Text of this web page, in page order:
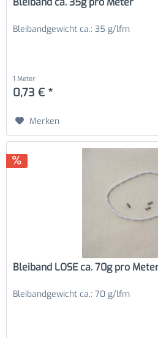
Bleibandgewicht ca.: 35 g/lfm
1 Meter
0,73 € *
Merken
Bleiband LOSE ca. 70g pro
Bleibandgewicht ca.: 70 g/lfm